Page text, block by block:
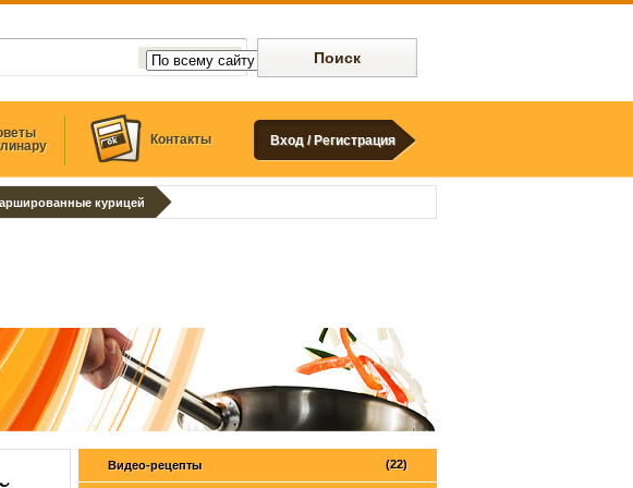
Контакты Вход / Регистрация
курицей
(22)
Видео-рецепты